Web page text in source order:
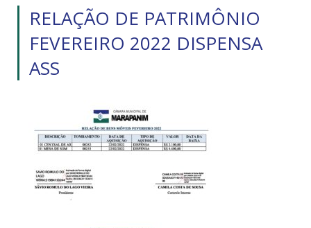
RELAÇÃO DE PATRIMÔNIO
FEVEREIRO 2022 DISPENSA
ASS